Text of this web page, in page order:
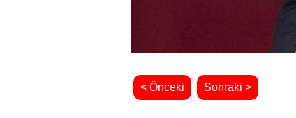
< Önceki Sonraki >